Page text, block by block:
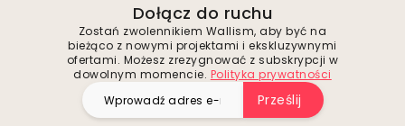
Dołącz do ruchu
Zostań zwolennikiem Wallism, aby być na
bieżąco z nowymi projektami i ekskluzywnymi
ofertami. Możesz zrezygnować z subskrypcji w
dowolnym momencie. Polityka prywatności
Prześlij